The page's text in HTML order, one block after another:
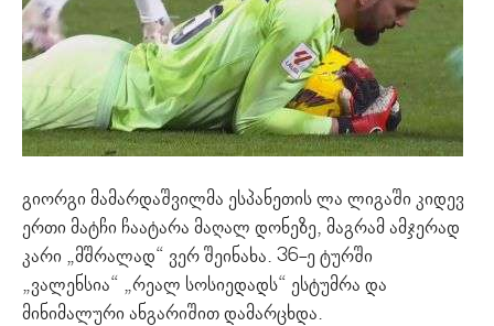
გიორგი მამარდაშვილმა ესპანეთის ლა ლიგაში კიდევ
ერთი მატჩი ჩაატარა მაღალ დონეზე, მაგრამ ამჯერად
კარი „მშრალად“ ვერ შეინახა. 36-ე ტურში
„ვალენსია“ „რეალ სოსიედადს“ ესტუმრა და
მინიმალური ანგარიშით დამარცხდა.